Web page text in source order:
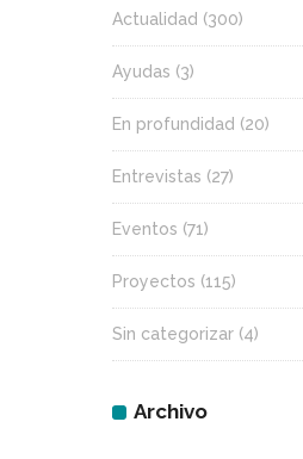
Actualidad (300)
Ayudas (3)
En profundidad (20)
Entrevistas (27)
Eventos (71)
Proyectos (115)
Sin categorizar (4)
Archivo